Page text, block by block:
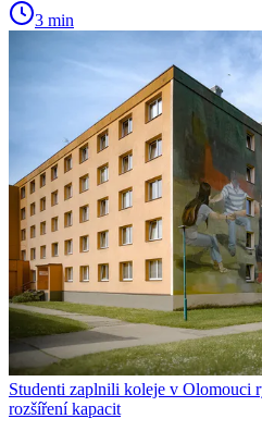
3 min
Studenti zaplnili koleje v Olomouci
rozšíření kapacit